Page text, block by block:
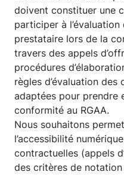
doivent constituer une
participer à l’évaluation
prestataire lors de la
travers des appels
procédures
règles d’évaluation
adaptées pour prendre
conformité au RGAA.
Nous souhaitons
l’accessibilité
contractuelles (appels
des critères de